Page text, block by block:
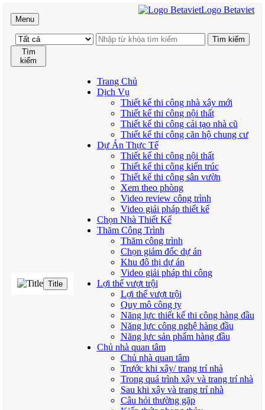
Menu
Logo Betaviet
Tìm
kiếm
Title
Trang Chủ
Dịch Vụ
Thiết kế thi công nhà xây mới
Thiết kế thi công nội thất
Thiết kế thi công cải tạo nhà cũ
Thiết kế thi công căn hộ chung cư
Dự Án Thực Tế
Thiết kế thi công nội thất
Thiết kế thi công kiến trúc
Thiết kế thi công sân vườn
Xem theo phòng
Video review công trình
Video giải pháp thiết kế
Chọn Nhà Thiết Kế
Thăm Công Trình
Thăm công trình
Chọn giám đốc dự án
Khu đô thị dự án
Video giải pháp thi công
Lợi thế vượt trội
Lợi thế vượt trội
Quy mô công ty
Năng lực thiết kế thi công hàng đầu
Năng lực công nghệ hàng đầu
Năng lực sản phẩm hàng đầu
Chủ nhà quan tâm
Chủ nhà quan tâm
Trước khi xây/ trang trí nhà
Trong quá trình xây và trang trí nhà
Sau khi xây và trang trí nhà
Câu hỏi thường gặp